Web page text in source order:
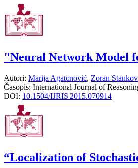
"Neural Network Model
Autori: Marija Agatonović, Zoran
Časopis: International Journal of
DOI: 10.1504/IJRIS.2015.070914
“Localization of